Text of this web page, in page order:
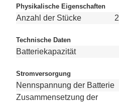
Physikalische Eigenschaften
Anzahl der Stücke 2
Technische Daten
Batteriekapazität
Stromversorgung
Nennspannung der Batterie
Zusammensetzung der